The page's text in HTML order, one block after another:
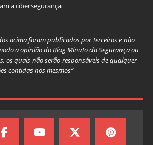
a cibersegurança
acima foram publicados por terceiros e não
a opinião do Blog Minuto da Segurança ou
os quais não serão responsáveis de qualquer
contidas nos mesmos”